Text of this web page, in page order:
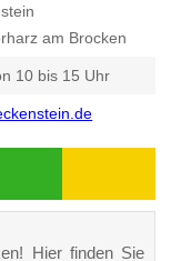
am Brocken
10 bis 15 Uhr
Hier finden Sie